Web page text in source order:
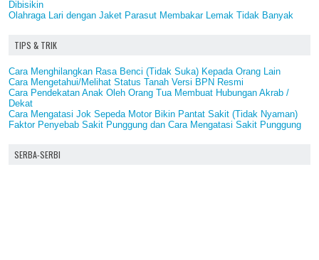
Dibisikin
Olahraga Lari dengan Jaket Parasut Membakar Lemak Tidak Banyak
TIPS & TRIK
Cara Menghilangkan Rasa Benci (Tidak Suka) Kepada Orang Lain
Cara Mengetahui/Melihat Status Tanah Versi BPN Resmi
Cara Pendekatan Anak Oleh Orang Tua Membuat Hubungan Akrab /
Dekat
Cara Mengatasi Jok Sepeda Motor Bikin Pantat Sakit (Tidak Nyaman)
Faktor Penyebab Sakit Punggung dan Cara Mengatasi Sakit Punggung
SERBA-SERBI